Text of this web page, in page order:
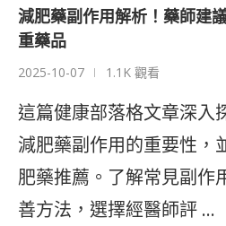
減肥藥副作用解析！藥師建
重藥品
2025-10-07 1.1K 觀看
這篇健康部落格文章深入
減肥藥副作用的重要性，
肥藥推薦。了解常見副作
善方法，選擇經醫師評 …